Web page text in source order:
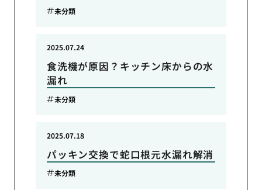
未分類
食洗機が原因？キッチン床からの水
漏れ
2025.07.24
未分類
パッキン交換で蛇口根元水漏れ解消
2025.07.18
未分類